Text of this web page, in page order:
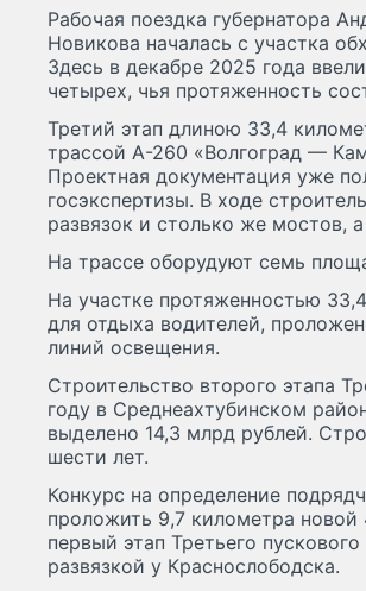
Рабочая поездка губернатора
Новикова началась с участка
Здесь в декабре 2025 года
четырех, чья протяженность
Третий этап длиною 33,4
трассой А-260 «Волгоград —
Проектная документация уже
госэкспертизы. В ходе
развязок и столько же мостов,
На трассе оборудуют семь
На участке протяженностью
для отдыха водителей,
линий освещения.
Строительство второго этапа
году в Среднеахтубинском
выделено 14,3 млрд рублей.
шести лет.
Конкурс на определение
проложить 9,7 километра новой
первый этап Третьего
развязкой у Краснослободска.